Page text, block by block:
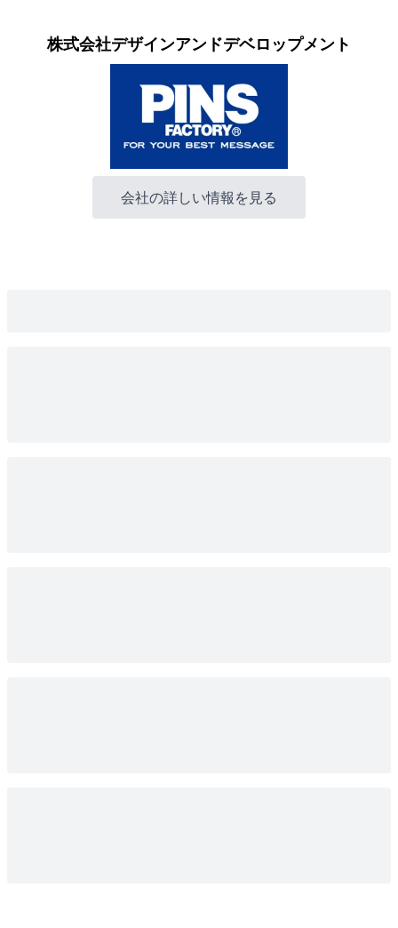
株式会社デザインアンドデベロップメント
会社の詳しい情報を見る